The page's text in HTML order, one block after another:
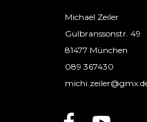
Michael Zeiler
Gulbranssonstr. 49
81477 München
089 367430